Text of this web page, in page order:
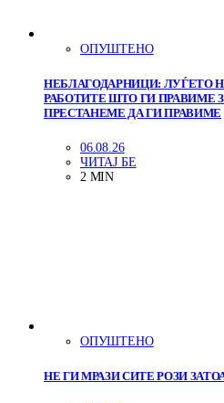
ОПУШТЕНО
НЕБЛАГОДАРНИЦИ: ЛУЃЕТО
РАБОТИТЕ ШТО ГИ ПРАВИМЕ
ПРЕСТАНЕМЕ ДА ГИ ПРАВИМЕ
06.08.26
ЧИТАЈ БЕ
2 MIN
ОПУШТЕНО
НЕ ГИ МРАЗИ СИТЕ РОЗИ